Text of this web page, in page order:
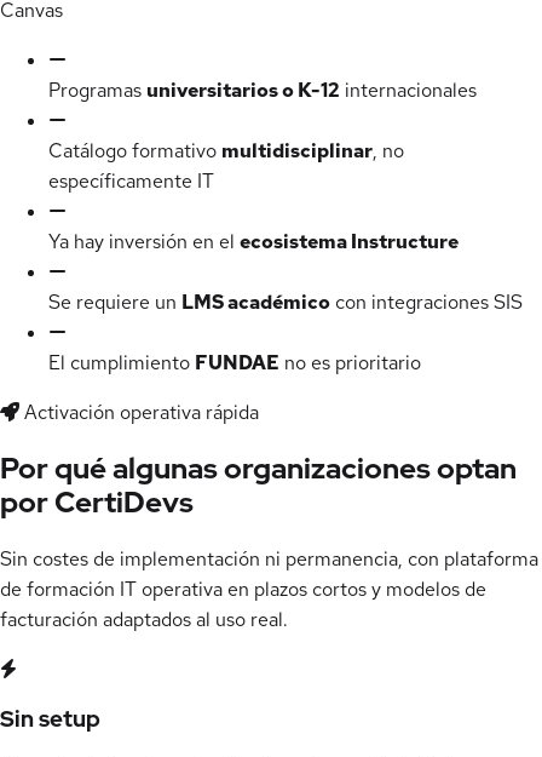
Canvas
Programas universitarios o K-12 internacionales
Catálogo formativo multidisciplinar, no
específicamente IT
Ya hay inversión en el ecosistema Instructure
Se requiere un LMS académico con integraciones SIS
El cumplimiento FUNDAE no es prioritario
Activación operativa rápida
Por qué algunas organizaciones optan
por CertiDevs
Sin costes de implementación ni permanencia, con plataforma
de formación IT operativa en plazos cortos y modelos de
facturación adaptados al uso real.
Sin setup